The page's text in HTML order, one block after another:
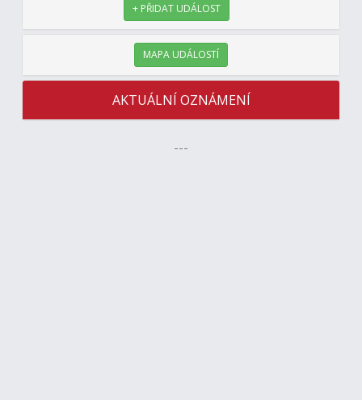
+ PŘIDAT UDÁLOST
MAPA UDÁLOSTÍ
AKTUÁLNÍ OZNÁMENÍ
---